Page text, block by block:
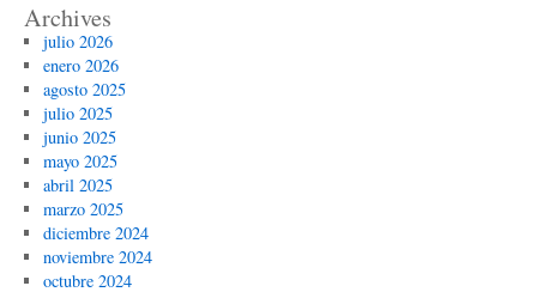
Archives
julio 2026
enero 2026
agosto 2025
julio 2025
junio 2025
mayo 2025
abril 2025
marzo 2025
diciembre 2024
noviembre 2024
octubre 2024